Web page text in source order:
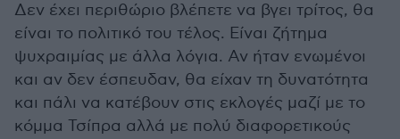
Δεν έχει περιθώριο βλέπετε να βγει τρίτος, θα
είναι το πολιτικό του τέλος. Είναι ζήτημα
ψυχραιμίας με άλλα λόγια. Αν ήταν ενωμένοι
και αν δεν έσπευδαν, θα είχαν τη δυνατότητα
και πάλι να κατέβουν στις εκλογές μαζί με το
κόμμα Τσίπρα αλλά με πολύ διαφορετικούς